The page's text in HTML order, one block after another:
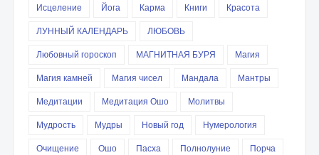
Исцеление
Йога Карма Книги
Красота
ЛУННЫЙ КАЛЕНДАРЬ
ЛЮБОВЬ
Любовный гороскоп
МАГНИТНАЯ БУРЯ
Магия
Магия камней
Магия чисел Мандала
Мантры
Медитации
Медитация Ошо
Молитвы
Мудрость
Мудры Новый год
Нумерология
Очищение
Ошо Пасха Полнолуние
Порча